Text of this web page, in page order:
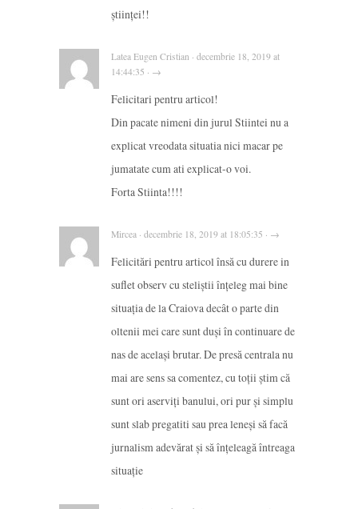
științei!!
Latea Eugen Cristian · decembrie 18, 2019 at
14:44:35 · →
Felicitari pentru articol!
Din pacate nimeni din jurul Stiintei nu a
explicat vreodata situatia nici macar pe
jumatate cum ati explicat-o voi.
Forta Stiinta!!!!
Mircea · decembrie 18, 2019 at 18:05:35 · →
Felicitări pentru articol însă cu durere in
suflet observ cu steliștii înțeleg mai bine
situația de la Craiova decât o parte din
oltenii mei care sunt duși în continuare de
nas de același brutar. De presă centrala nu
mai are sens sa comentez, cu toții știm că
sunt ori aserviți banului, ori pur și simplu
sunt slab pregatiti sau prea leneși să facă
jurnalism adevărat și să înțeleagă întreaga
situație